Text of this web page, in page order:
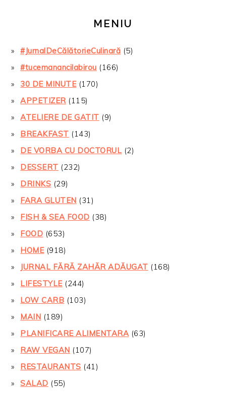
MENIU
#JurnalDeCălătorieCulinară (5)
#tucemanancilabirou (166)
30 DE MINUTE(170)
APPETIZER(115)
ATELIERE DE GATIT (9)
BREAKFAST (143)
DE VORBA CU DOCTORUL (2)
DESSERT (232)
DRINKS (29)
FARA GLUTEN (31)
FISH & SEA FOOD (38)
FOOD (653)
HOME(918)
JURNAL FĂRĂ ZAHĂR ADĂUGAT (168)
LIFESTYLE(244)
LOW CARB (103)
MAIN (189)
PLANIFICARE ALIMENTARA(63)
RAW VEGAN (107)
RESTAURANTS (41)
SALAD (55)